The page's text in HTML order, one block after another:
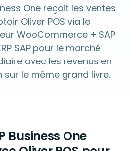
One reçoit les ventes
Oliver POS via le
WooCommerce + SAP
SAP pour le marché
avec les revenus en
sur le même grand livre.
Business One